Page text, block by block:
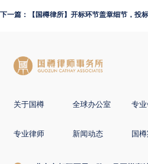
下一篇：【国樽律所】开标环节盖章细节，投
关于国樽 全球办公室 专
专业律师 新闻动态 国